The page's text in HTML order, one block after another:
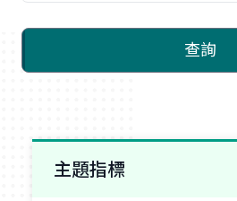
查詢
主題指標